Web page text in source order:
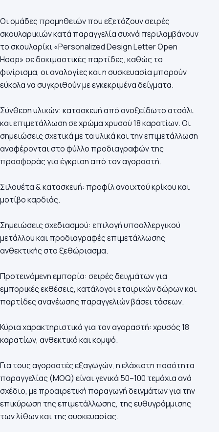
Οι ομάδες προμηθειών που εξετάζουν σειρές
σκουλαρικιών κατά παραγγελία συχνά περιλαμβάνουν
το σκουλαρίκι «Personalized Design Letter Open
Hoop» σε δοκιμαστικές παρτίδες, καθώς το
φινίρισμα, οι αναλογίες και η συσκευασία μπορούν
εύκολα να συγκριθούν με εγκεκριμένα δείγματα.
Σύνθεση υλικών: κατασκευή από ανοξείδωτο ατσάλι
και επιμετάλλωση σε χρώμα χρυσού 18 καρατίων. Οι
σημειώσεις σχετικά με τα υλικά και την επιμετάλλωση
αναφέρονται στο φύλλο προδιαγραφών της
προσφοράς για έγκριση από τον αγοραστή.
Σιλουέτα & κατασκευή: προφίλ ανοιχτού κρίκου και
μοτίβο καρδιάς.
Σημειώσεις σχεδιασμού: επιλογή υποαλλεργικού
μετάλλου και προδιαγραφές επιμετάλλωσης
ανθεκτικής στο ξεθώριασμα.
Προτεινόμενη εμπορία: σειρές δειγμάτων για
εμπορικές εκθέσεις, κατάλογοι εταιρικών δώρων και
παρτίδες ανανέωσης παραγγελιών βάσει τάσεων.
Κύρια χαρακτηριστικά για τον αγοραστή: χρυσός 18
καρατίων, ανθεκτικό και κομψό.
Για τους αγοραστές εξαγωγών, η ελάχιστη ποσότητα
παραγγελίας (MOQ) είναι γενικά 50–100 τεμάχια ανά
σχέδιο, με προαιρετική παραγωγή δειγμάτων για την
επικύρωση της επιμετάλλωσης, της ευθυγράμμισης
των λίθων και της συσκευασίας.